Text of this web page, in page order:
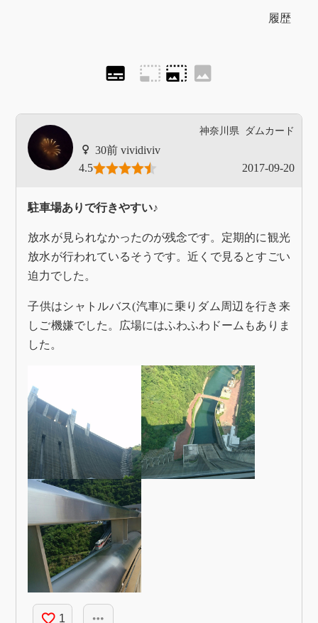
履歴
subtitles photo_size_select_small photo_size_select_large image
神奈川県 ダムカード
vividiviv
4.5
2017-09-20
駐車場ありで行きやすい♪
放水が見られなかったのが残念です。定期的に観光
放水が行われているそうです。近くで見るとすごい
迫力でした。
子供はシャトルバス(汽車)に乗りダム周辺を行き来
しご機嫌でした。広場にはふわふわドームもありま
した。
favorite_border 1 more_horiz